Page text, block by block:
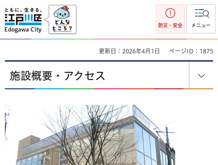
江戸川区
防災・安全 メニュー
更新日：2026年4月1日 ページID：1875
施設概要・アクセス